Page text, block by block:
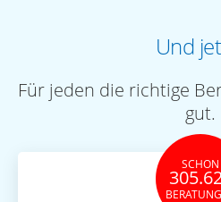
Und
Für jeden die richtige
gut.
SCHON